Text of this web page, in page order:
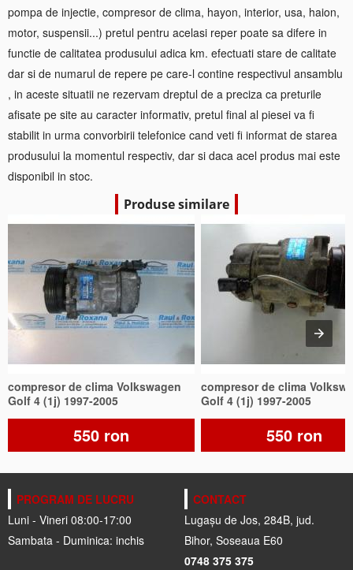
pompa de injectie, compresor de clima, hayon, interior, usa, haion,
motor, suspensii...) pretul pentru acelasi reper poate sa difere in
functie de calitatea produsului adica km. efectuati stare de calitate
dar si de numarul de repere pe care-l contine respectivul ansamblu
, in aceste situatii ne rezervam dreptul de a preciza ca preturile
afisate pe site au caracter informativ, pretul final al piesei va fi
stabilit in urma convorbirii telefonice cand veti fi informat de starea
produsului la momentul respectiv, dar si daca acel produs mai este
disponibil in stoc.
Produse similare
compresor de clima Volkswagen
Golf 4 (1j) 1997-2005
550 ron
compresor de clima
Golf 4 (1j) 1997-2005
550 ron
PROGRAM DE LUCRU
Luni - Vineri 08:00-17:00
Sambata - Duminica: inchis
CONTACT
Lugașu de Jos, 284B, jud.
Bihor, Soseaua E60
0748 375 375